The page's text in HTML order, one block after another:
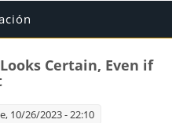
Certain, Even if
10/26/2023 - 22:10